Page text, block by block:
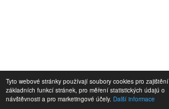
Tyto webové stránky používají soubory cookies pro zajištění
základních funkcí stránek, pro měření statistických údajú o
návštěvnosti a pro marketingové účely. Další informace